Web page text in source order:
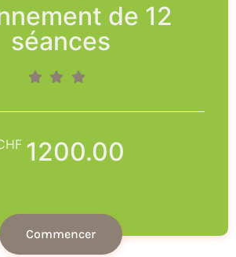
de 12
séances
1200.00
Commencer